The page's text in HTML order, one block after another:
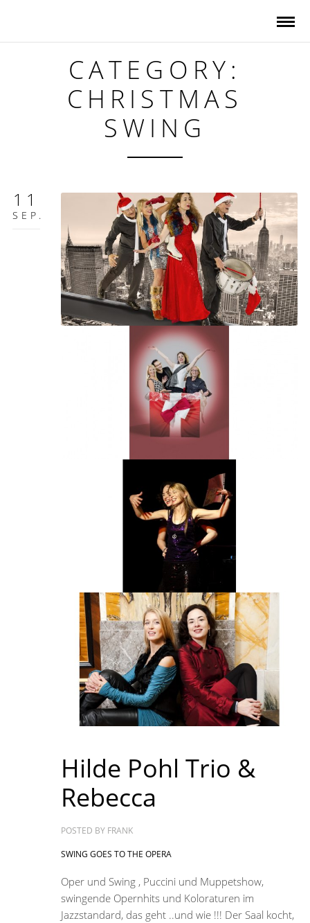
CATEGORY:
CHRISTMAS
SWING
11
SEP.
Hilde Pohl Trio &
Rebecca
POSTED BY FRANK
SWING GOES TO THE OPERA
Oper und Swing , Puccini und Muppetshow,
swingende Opernhits und Koloraturen im
Jazzstandard, das geht ..und wie !!! Der Saal kocht,